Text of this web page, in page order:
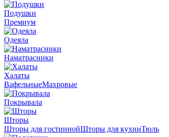
Подушки
Премиум
Одеяла
Наматрасники
Халаты
ВафельныеМахровые
Покрывала
Шторы
Шторы для гостиннойШторы для кухниТюль